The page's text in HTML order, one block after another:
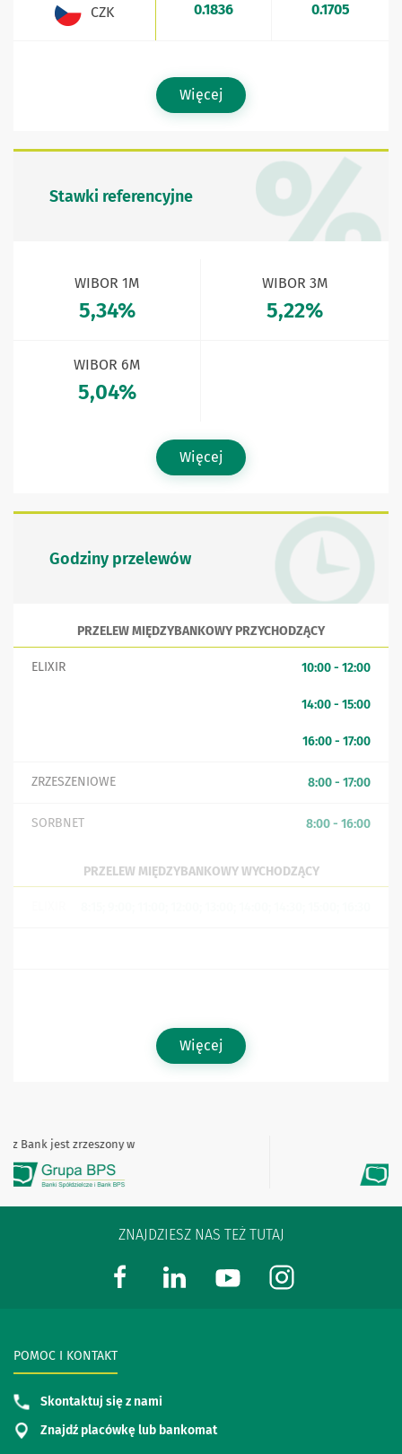
CZK 0.1836 0.1705
Więcej
Stawki referencyjne
WIBOR 1M
5,34%
WIBOR 3M
5,22%
WIBOR 6M
5,04%
Więcej
Godziny przelewów
PRZELEW MIĘDZYBANKOWY PRZYCHODZĄCY
ELIXIR 10:00 - 12:00
14:00 - 15:00
16:00 - 17:00
ZRZESZENIOWE 8:00 - 17:00
SORBNET 8:00 - 16:00
PRZELEW MIĘDZYBANKOWY WYCHODZĄCY
Więcej
jest zrzeszony w
ZNAJDZIESZ NAS TEŻ TUTAJ
POMOC I KONTAKT
Skontaktuj się z nami
Znajdź placówkę lub bankomat